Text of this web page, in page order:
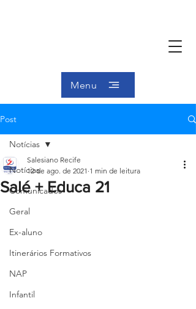
Menu
Post
Notícias
Comunicados
Geral
Ex-aluno
Itinerários Formativos
NAP
Infantil
Notícias
Salé + Educa 21
Salesiano Recife
12 de ago. de 2021 1 min de leitura